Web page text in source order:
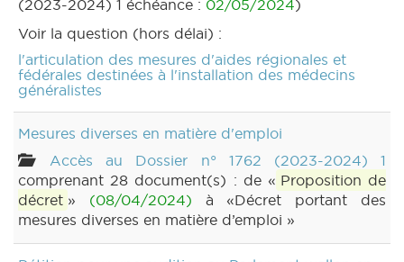
(2023-2024) 1 échéance : 02/05/2024)
Voir la question (hors délai) :
l'articulation des mesures d'aides régionales et
fédérales destinées à l'installation des médecins
généralistes
Mesures diverses en matière d'emploi
Accès au Dossier n° 1762 (2023-2024) 1
comprenant 28 document(s) : de « Proposition de
décret » (08/04/2024) à «Décret portant des
mesures diverses en matière d’emploi »